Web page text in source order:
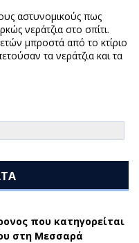
αστυνομικούς πως
νεράτζια στο σπίτι.
μπροστά από το κτίριο
τα νεράτζια και τα
που κατηγορείται
στη Μεσσαρά